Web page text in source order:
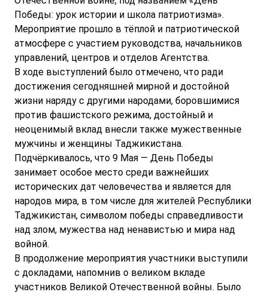
Победы: урок истории и школа патриотизма».
Мероприятие прошло в тёплой и патриотической
атмосфере с участием руководства, начальников
управлений, центров и отделов Агентства.
В ходе выступлений было отмечено, что ради
достижения сегодняшней мирной и достойной
жизни наряду с другими народами, боровшимися
против фашистского режима, достойный и
неоценимый вклад внесли также мужественные
мужчины и женщины Таджикистана.
Подчёркивалось, что 9 Мая — День Победы
занимает особое место среди важнейших
исторических дат человечества и является для
народов мира, в том числе для жителей Республики
Таджикистан, символом победы справедливости
над злом, мужества над ненавистью и мира над
войной.
В продолжение мероприятия участники выступили
с докладами, напомнив о великом вкладе
участников Великой Отечественной войны. Было